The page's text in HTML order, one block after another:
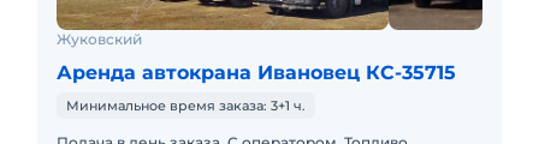
Жуковский
Аренда автокрана Ивановец КС-35715
Минимальное время заказа: 3+1 ч.